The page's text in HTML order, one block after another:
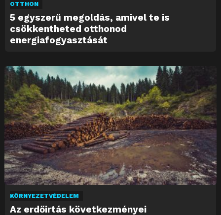
OTTHON
5 egyszerű megoldás, amivel te is
csökkentheted otthonod
energiafogyasztását
KÖRNYEZETVÉDELEM
Az erdőirtás következményei